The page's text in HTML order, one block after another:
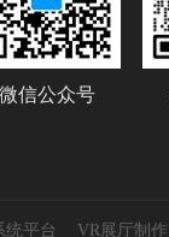
微信公众号
统平台 VR展厅制作